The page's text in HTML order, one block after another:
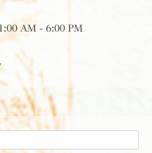
AM - 6:00 PM